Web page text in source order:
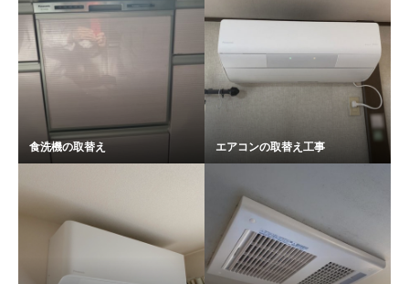
食洗機の取替え エアコンの取替え工事